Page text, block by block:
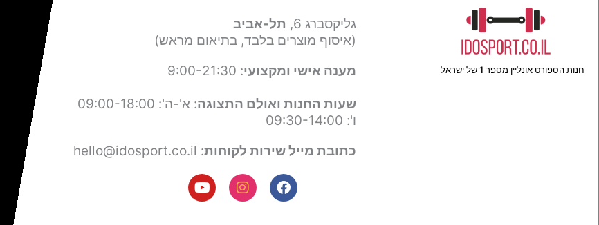
חנות הספורט אונליין מספר 1 של ישראל
גליקסברג 6,
תל-אביב
(איסוף מוצרים בלבד, בתיאום מראש)
מענה אישי ומקצועי: 9:00-21:30
שעות החנות ואולם התצוגה: א'-ה': 09:00-18:00
ו': 09:30-14:00
כתובת מייל שירות לקוחות: hello@idosport.co.il
F
a
I
n
Y
o